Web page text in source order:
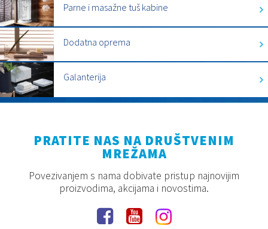
Parne i masažne tuš kabine
Dodatna oprema
Galanterija
PRATITE NAS NA DRUŠTVENIM
MREŽAMA
Povezivanjem s nama dobivate pristup najnovijim
proizvodima, akcijama i novostima.